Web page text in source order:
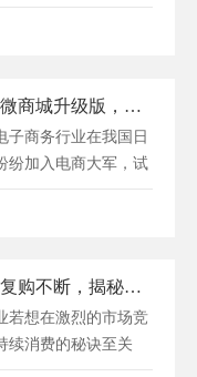
赋能电商新旗舰：有赞微商城升级版，商家赢销新利器！
子商务行业在我国日
纷加入电商大军，试
余额魔法：储值引诱，复购不断，揭秘顾客持续消费的秘诀！
若想在激烈的市场竞
续消费的秘诀至关